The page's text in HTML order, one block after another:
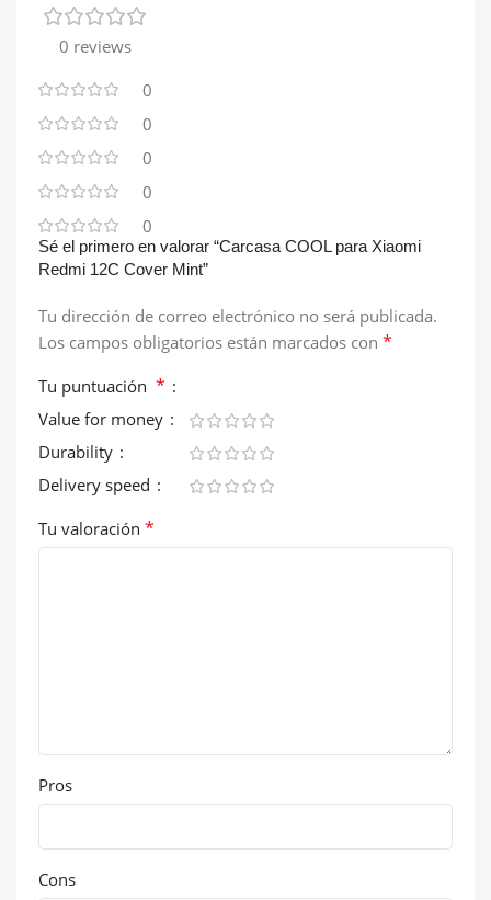
0 reviews
0
0
0
0
0
Sé el primero en valorar “Carcasa COOL para Xiaomi
Redmi 12C Cover Mint”
Tu dirección de correo electrónico no será publicada.
Los campos obligatorios están marcados con *
Tu puntuación *
Value for money
Durability
Delivery speed
Tu valoración *
Pros
Cons